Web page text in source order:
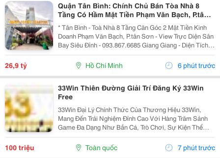
Quận Tân Bình: Chính Chủ Bán Tòa Nhà 8
Tầng Có Hầm Mặt Tiền Phạm Văn Bạch, P.tân
Sơn- View Trực Diện Ngắm Máy Bay Đỉnh- Dt
* Tân Bình - Toà Nhà 8 Tầng Căn Góc 2 Mặt Tiền Kinh
Doanh Phạm Văn Bạch, P.tân Sơn - View Trực Diện Sân
Bay Siêu Đỉnh - 093.867.6685 Giang Giang - Diện Tích:
88,4M2 - Ngang 7,5M * 21M. - Kết Cấu: 1 Hầm - 1 Lửng -
6 Tầng - Sân Thượng - Thang Máy...
26,9 tỷ Hồ Chí Minh 6 phút trước
33Win Thiên Đường Giải Trí Đăng Ký 33Win
Free
33Win Đại Lý Chính Thức Của Thương Hiệu 33Win,
Mang Đến Trải Nghiệm Đỉnh Cao Với Hàng Trăm Sảnh
Game Đa Dạng Như Bắn Cá, Trò Chơi, Sự Kiện Thể
Thao, Xổ Số, Game Bài Và Hơn Thế Nữa. Người Chơi
Còn Nhận Được Nhiều Ưu Đãi Hấp Dẫn Và Phần
Thưởng Giá Trị....
100 triệu Toàn quốc 7 phút trước